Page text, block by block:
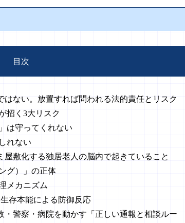
目次
ない。放置すれば問われる法的責任とリスク
招く3大リスク
は守ってくれない
れない
敷化する独居老人の脳内で起きていること
グ）」の正体
メカニズム
存本能による防御反応
・警察・病院を動かす「正しい通報と相談ルー